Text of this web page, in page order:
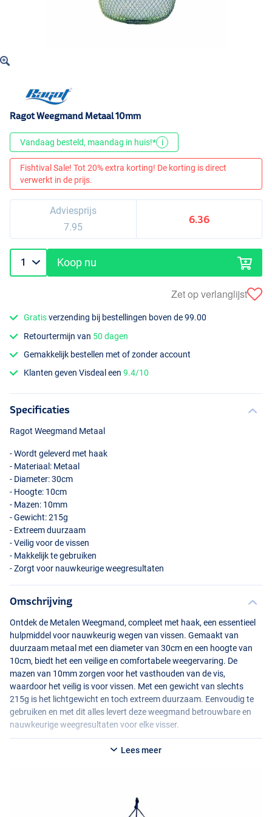
Ragot Weegmand Metaal 10mm
Vandaag besteld, maandag in huis!* i
Fishtival Sale! Tot 20% extra korting! De korting is direct
verwerkt in de prijs.
Adviesprijs
7.95
6.36
Koop nu
Zet op verlanglijst
Gratisverzending bij bestellingen boven de 99.00
Retourtermijn van 50 dagen
Gemakkelijk bestellen met of zonder account
Klanten geven Visdeal een9.4/10
Specificaties
Ragot Weegmand Metaal
- Wordt geleverd met haak
- Materiaal: Metaal
- Diameter: 30cm
- Hoogte: 10cm
- Mazen: 10mm
- Gewicht: 215g
- Extreem duurzaam
- Veilig voor de vissen
- Makkelijk te gebruiken
- Zorgt voor nauwkeurige weegresultaten
Omschrijving
Ontdek de Metalen Weegmand, compleet met haak, een essentieel
hulpmiddel voor nauwkeurig wegen van vissen. Gemaakt van
duurzaam metaal met een diameter van 30cm en een hoogte van
10cm, biedt het een veilige en comfortabele weegervaring. De
mazen van 10mm zorgen voor het vasthouden van de vis,
waardoor het veilig is voor vissen. Met een gewicht van slechts
215g is het lichtgewicht en toch extreem duurzaam. Eenvoudig te
gebruiken en met dit alles levert deze weegmand betrouwbare en
nauwkeurige weegresultaten voor elke visser.
Lees meer